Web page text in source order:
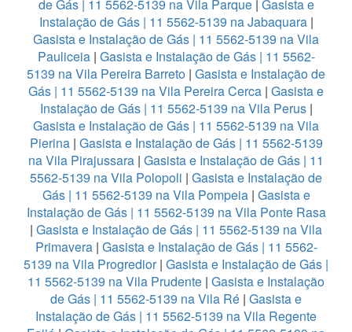
de Gás | 11 5562-5139 na Vila Parque| Gasista e
Instalação de Gás | 11 5562-5139 na Jabaquara|
Gasista e Instalação de Gás | 11 5562-5139 na Vila
Pauliceia| Gasista e Instalação de Gás | 11 5562-
5139 na Vila Pereira Barreto | Gasista e Instalação de
Gás | 11 5562-5139 na Vila Pereira Cerca | Gasista e
Instalação de Gás | 11 5562-5139 na Vila Perus|
Gasista e Instalação de Gás | 11 5562-5139 na Vila
Pierina| Gasista e Instalação de Gás | 11 5562-5139
na Vila Pirajussara | Gasista e Instalação de Gás | 11
5562-5139 na Vila Polopoli | Gasista e Instalação de
Gás | 11 5562-5139 na Vila Pompeia| Gasista e
Instalação de Gás | 11 5562-5139 na Vila Ponte Rasa
| Gasista e Instalação de Gás | 11 5562-5139 na Vila
Primavera| Gasista e Instalação de Gás | 11 5562-
5139 na Vila Progredior| Gasista e Instalação de Gás |
11 5562-5139 na Vila Prudente | Gasista e Instalação
de Gás | 11 5562-5139 na Vila Ré | Gasista e
Instalação de Gás | 11 5562-5139 na Vila Regente